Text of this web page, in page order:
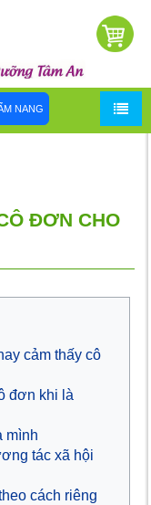
NANG
ĐƠN CHO
cảm thấy cô
đơn khi là
mình
tác xã hội
cách riêng